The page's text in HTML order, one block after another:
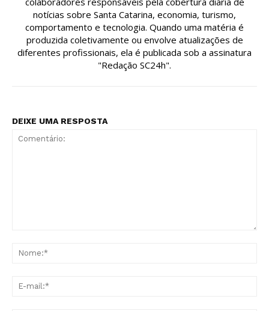
notícias sobre Santa Catarina, economia, turismo,
comportamento e tecnologia. Quando uma matéria é
produzida coletivamente ou envolve atualizações de
diferentes profissionais, ela é publicada sob a assinatura
"Redação SC24h".
DEIXE UMA RESPOSTA